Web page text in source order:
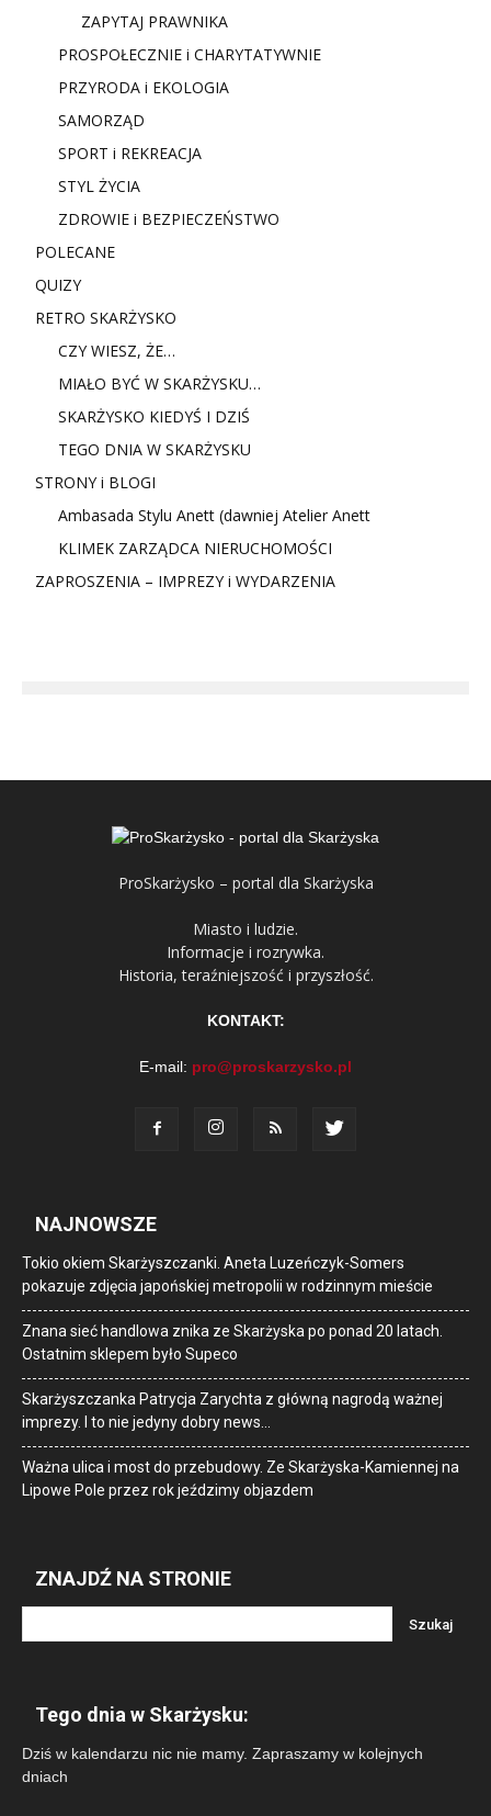
ZAPYTAJ PRAWNIKA
PROSPOŁECZNIE i CHARYTATYWNIE
PRZYRODA i EKOLOGIA
SAMORZĄD
SPORT i REKREACJA
STYL ŻYCIA
ZDROWIE i BEZPIECZEŃSTWO
POLECANE
QUIZY
RETRO SKARŻYSKO
CZY WIESZ, ŻE…
MIAŁO BYĆ W SKARŻYSKU…
SKARŻYSKO KIEDYŚ I DZIŚ
TEGO DNIA W SKARŻYSKU
STRONY i BLOGI
Ambasada Stylu Anett (dawniej Atelier Anett
KLIMEK ZARZĄDCA NIERUCHOMOŚCI
ZAPROSZENIA – IMPREZY i WYDARZENIA
ProSkarżysko – portal dla Skarżyska
Miasto i ludzie.
Informacje i rozrywka.
Historia, teraźniejszość i przyszłość.
KONTAKT:
E-mail: pro@proskarzysko.pl
NAJNOWSZE
Tokio okiem Skarżyszczanki. Aneta Luzeńczyk-Somers
pokazuje zdjęcia japońskiej metropolii w rodzinnym mieście
Znana sieć handlowa znika ze Skarżyska po ponad 20 latach.
Ostatnim sklepem było Supeco
Skarżyszczanka Patrycja Zarychta z główną nagrodą ważnej
imprezy. I to nie jedyny dobry news…
Ważna ulica i most do przebudowy. Ze Skarżyska-Kamiennej na
Lipowe Pole przez rok jeździmy objazdem
ZNAJDŹ NA STRONIE
Tego dnia w Skarżysku:
Dziś w kalendarzu nic nie mamy. Zapraszamy w kolejnych
dniach